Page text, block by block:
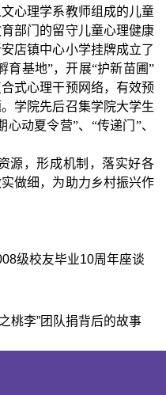
心理学系教师组成的儿童
部门的留守儿童心理健康
店镇中心小学挂牌成立了
育基地”，开展“护新苗圃”
式心理干预网络，有效预
学院先后召集学院大学生
动夏令营”、“传递门”、
源，形成机制，落实好各
做细，为助力乡村振兴作
级校友毕业10周年座谈
桃李”团队捐背后的故事